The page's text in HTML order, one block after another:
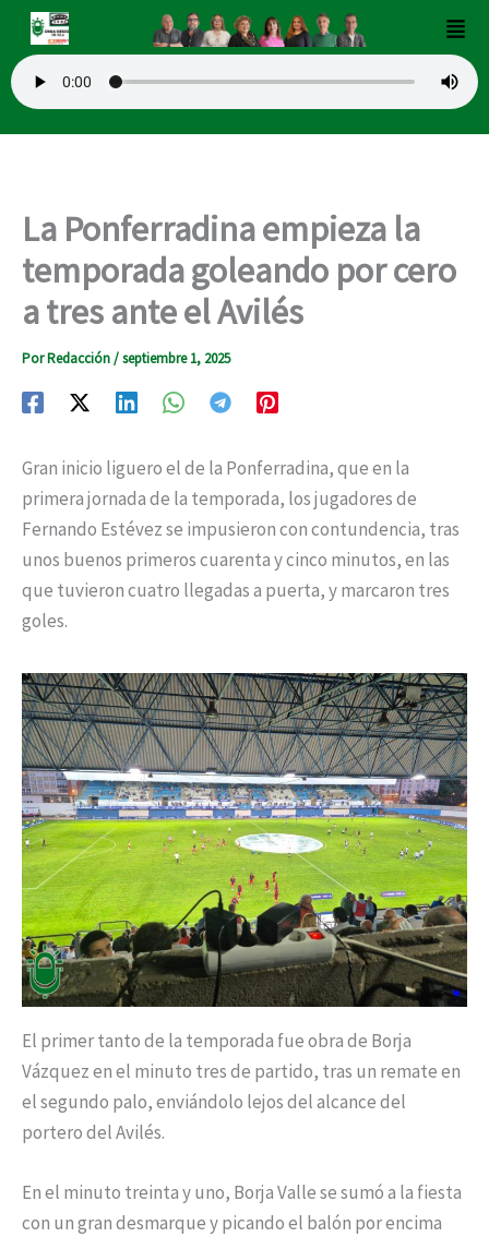
contenido
La Ponferradina empieza la
temporada goleando por cero
a tres ante el Avilés
PorRedacción/septiembre 1, 2025
Gran inicio liguero el de la Ponferradina, que en la
primera jornada de la temporada, los jugadores de
Fernando Estévez se impusieron con contundencia, tras
unos buenos primeros cuarenta y cinco minutos, en las
que tuvieron cuatro llegadas a puerta, y marcaron tres
goles.
El primer tanto de la temporada fue obra de Borja
Vázquez en el minuto tres de partido, tras un remate en
el segundo palo, enviándolo lejos del alcance del
portero del Avilés.
En el minuto treinta y uno, Borja Valle se sumó a la fiesta
con un gran desmarque y picando el balón por encima